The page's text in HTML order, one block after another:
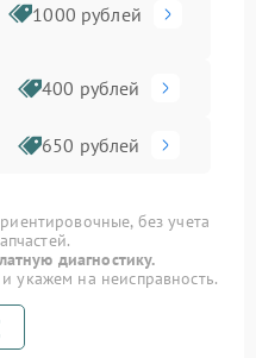
1000 рублей
400 рублей
650 рублей
без учета
диагностику.
укажем на неисправность.